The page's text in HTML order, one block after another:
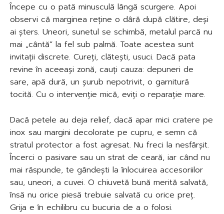
Începe cu o pată minusculă lângă scurgere. Apoi
observi că marginea reține o dâră după clătire, deși
ai șters. Uneori, sunetul se schimbă, metalul parcă nu
mai „cântă” la fel sub palmă. Toate acestea sunt
invitații discrete. Cureți, clătești, usuci. Dacă pata
revine în aceeași zonă, cauți cauza: depuneri de
sare, apă dură, un șurub nepotrivit, o garnitură
tocită. Cu o intervenție mică, eviți o reparație mare.
Dacă petele au deja relief, dacă apar mici cratere pe
inox sau margini decolorate pe cupru, e semn că
stratul protector a fost agresat. Nu freci la nesfârșit.
Încerci o pasivare sau un strat de ceară, iar când nu
mai răspunde, te gândești la înlocuirea accesoriilor
sau, uneori, a cuvei. O chiuvetă bună merită salvată,
însă nu orice piesă trebuie salvată cu orice preț.
Grija e în echilibru cu bucuria de a o folosi.